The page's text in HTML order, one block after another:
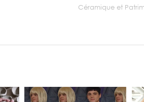
Céramique et